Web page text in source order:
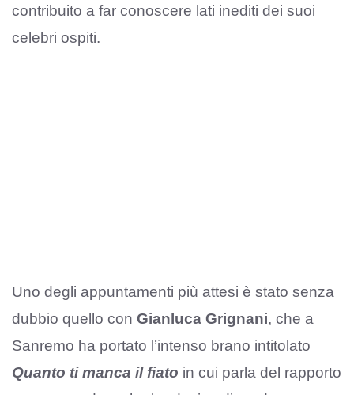
contribuito a far conoscere lati inediti dei suoi
celebri ospiti.
Uno degli appuntamenti più attesi è stato senza
dubbio quello con Gianluca Grignani, che a
Sanremo ha portato l’intenso brano intitolato
Quanto ti manca il fiato in cui parla del rapporto